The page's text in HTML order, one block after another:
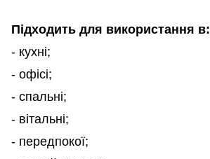
Підходить для використання в:
- кухні;
- офісі;
- спальні;
- вітальні;
- передпокої;